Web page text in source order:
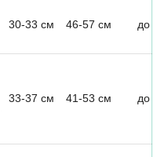
30-33 см 46-57 см до 6
33-37 см 41-53 см до 7